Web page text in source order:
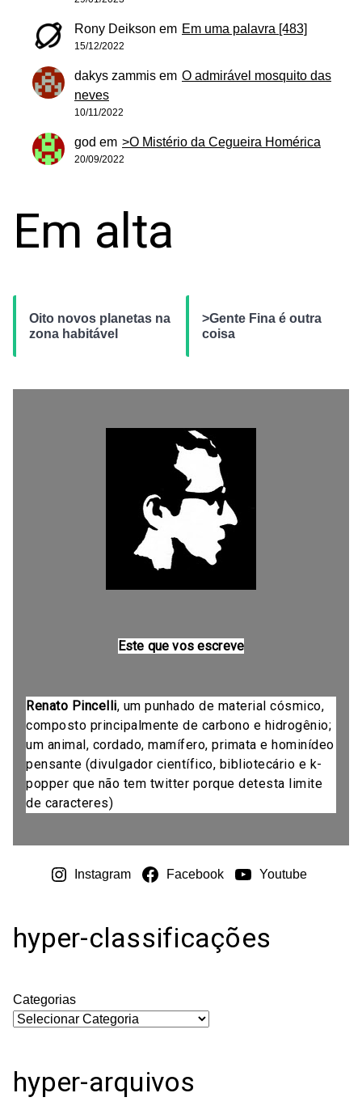
Rony Deikson em Em uma palavra [483]
15/12/2022
dakys zammis em O admirável mosquito das
neves
10/11/2022
god em >O Mistério da Cegueira Homérica
20/09/2022
Em alta
Oito novos planetas na
zona habitável
>Gente Fina é outra
coisa
Este que vos escreve
Renato Pincelli, um punhado de material cósmico,
composto principalmente de carbono e hidrogênio;
um animal, cordado, mamífero, primata e hominídeo
pensante (divulgador científico, bibliotecário e k-
popper que não tem twitter porque detesta limite
de caracteres)
Instagram Facebook Youtube
hyper-classificações
Categorias
hyper-arquivos